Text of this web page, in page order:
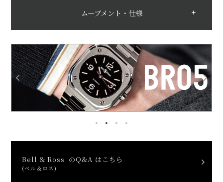
ムーブメント・仕様
Bell & Ross のQ&A はこちら
(ベル＆ロス)